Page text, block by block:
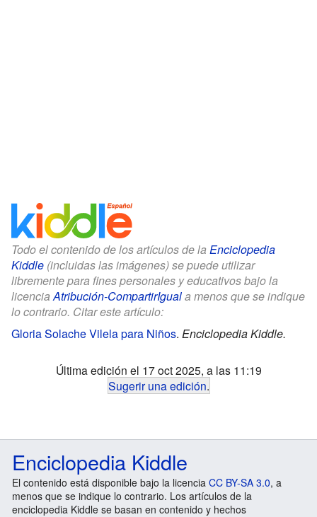
Todo el contenido de los artículos de la Enciclopedia
Kiddle (incluidas las imágenes) se puede utilizar
libremente para fines personales y educativos bajo la
licenciaAtribución-CompartirIguala menos que se indique
lo contrario. Citar este artículo:
Gloria Solache Vilela para Niños. Enciclopedia Kiddle.
Última edición el 17 oct 2025, a las 11:19
Sugerir una edición.
Enciclopedia Kiddle
El contenido está disponible bajo la licencia CC BY-SA 3.0, a
menos que se indique lo contrario. Los artículos de la
enciclopedia Kiddle se basan en contenido y hechos